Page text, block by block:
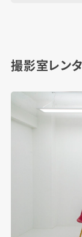
撮影室レン